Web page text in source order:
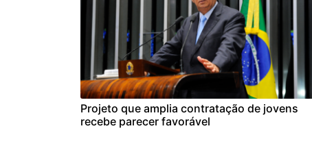
Projeto que amplia contratação de jovens
recebe parecer favorável